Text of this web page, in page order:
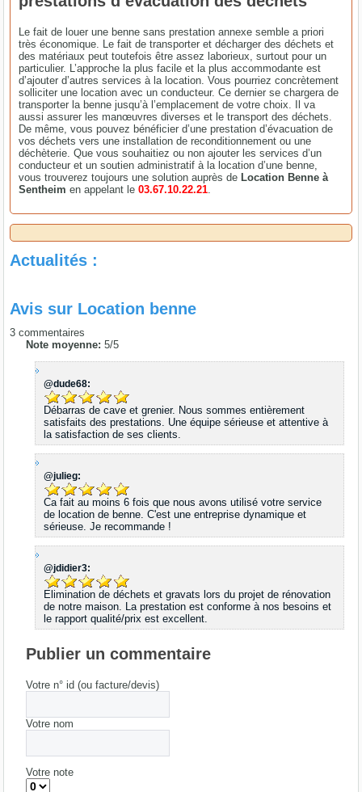
Le fait de louer une benne sans prestation annexe semble a priori
très économique. Le fait de transporter et décharger des déchets et
des matériaux peut toutefois être assez laborieux, surtout pour un
particulier. L’approche la plus facile et la plus accommodante est
d’ajouter d’autres services à la location. Vous pourriez concrètement
solliciter une location avec un conducteur. Ce dernier se chargera de
transporter la benne jusqu’à l’emplacement de votre choix. Il va
aussi assurer les manœuvres diverses et le transport des déchets.
De même, vous pouvez bénéficier d’une prestation d’évacuation de
vos déchets vers une installation de reconditionnement ou une
déchèterie. Que vous souhaitiez ou non ajouter les services d’un
conducteur et un soutien administratif à la location d’une benne,
vous trouverez toujours une solution auprès deLocation Benne à
Sentheimen appelant le03.67.10.22.21
Actualités :
Avis sur Location benne
3 commentaires
Note moyenne:5/5
@dude68:
Débarras de cave et grenier. Nous sommes entièrement
satisfaits des prestations. Une équipe sérieuse et attentive à
la satisfaction de ses clients.
@julieg:
Ca fait au moins 6 fois que nous avons utilisé votre service
de location de benne. C'est une entreprise dynamique et
sérieuse. Je recommande !
@jdidier3:
Elimination de déchets et gravats lors du projet de rénovation
de notre maison. La prestation est conforme à nos besoins et
le rapport qualité/prix est excellent.
Publier un commentaire
Votre n° id (ou facture/devis)
Votre nom
Votre note